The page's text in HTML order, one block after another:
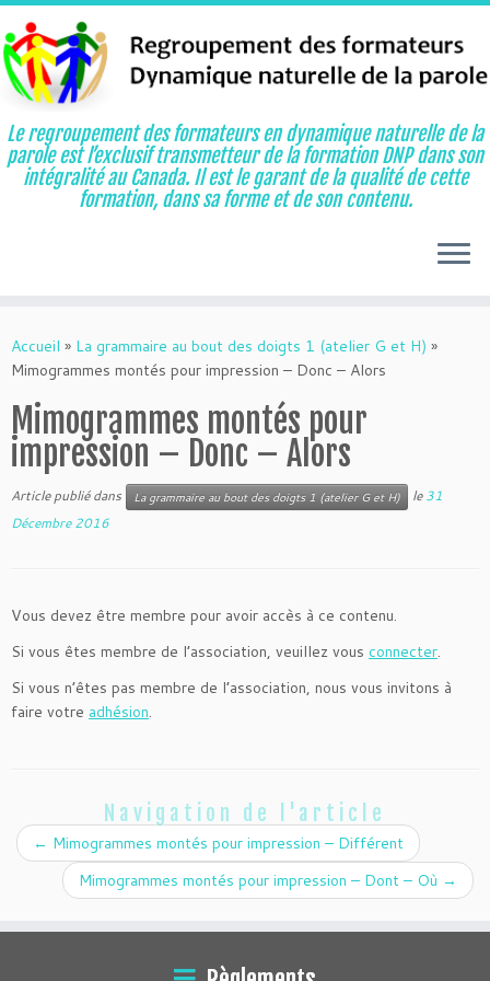
au
contenu
Le regroupement des formateurs en dynamique naturelle de la
parole est l’exclusif transmetteur de la formation DNP dans son
intégralité au Canada. Il est le garant de la qualité de cette
formation, dans sa forme et de son contenu.
Accueil » La grammaire au bout des doigts 1 (atelier G et H) »
Mimogrammes montés pour impression – Donc – Alors
Mimogrammes montés pour
impression – Donc – Alors
Article publié dans La grammaire au bout des doigts 1 (atelier G et H) le31
Décembre 2016
Vous devez être membre pour avoir accès à ce contenu.
Si vous êtes membre de l’association, veuillez vous connecter.
Si vous n’êtes pas membre de l’association, nous vous invitons à
faire votre adhésion.
Navigation de l'article
← Mimogrammes montés pour impression – Différent
Mimogrammes montés pour impression – Dont – Où →